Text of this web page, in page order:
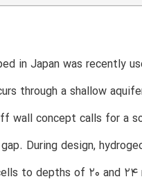
in Japan was
through a shallow
wall concept calls for a
During design,
to depths of 20 and